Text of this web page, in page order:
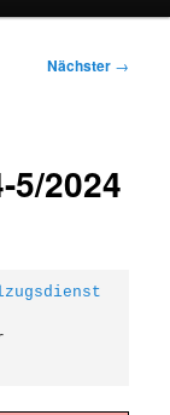
Nächster →
5/2024